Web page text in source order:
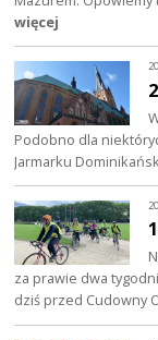
więcej
Podobno dla
Jarmarku
za prawie dwa
dziś przed Cudowny